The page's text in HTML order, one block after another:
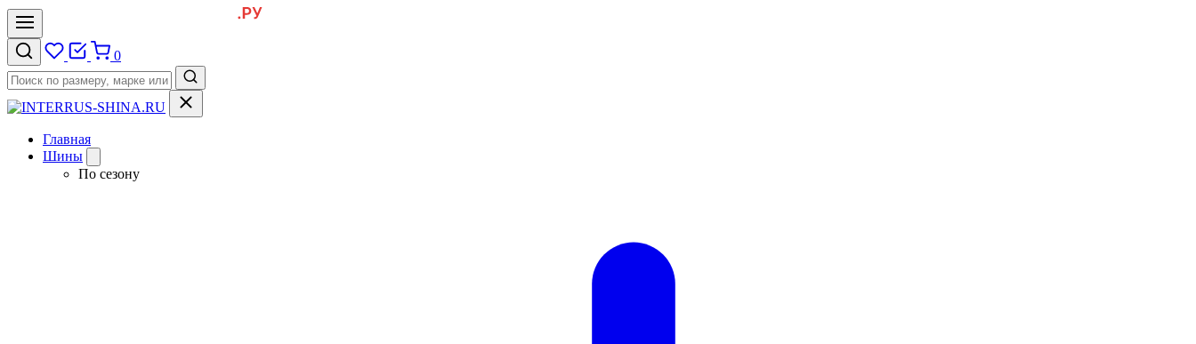
0
Главная
Шины
По сезону